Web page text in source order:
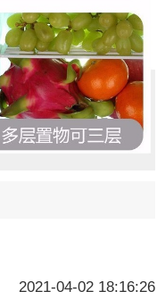
2021-04-02 18:16:26